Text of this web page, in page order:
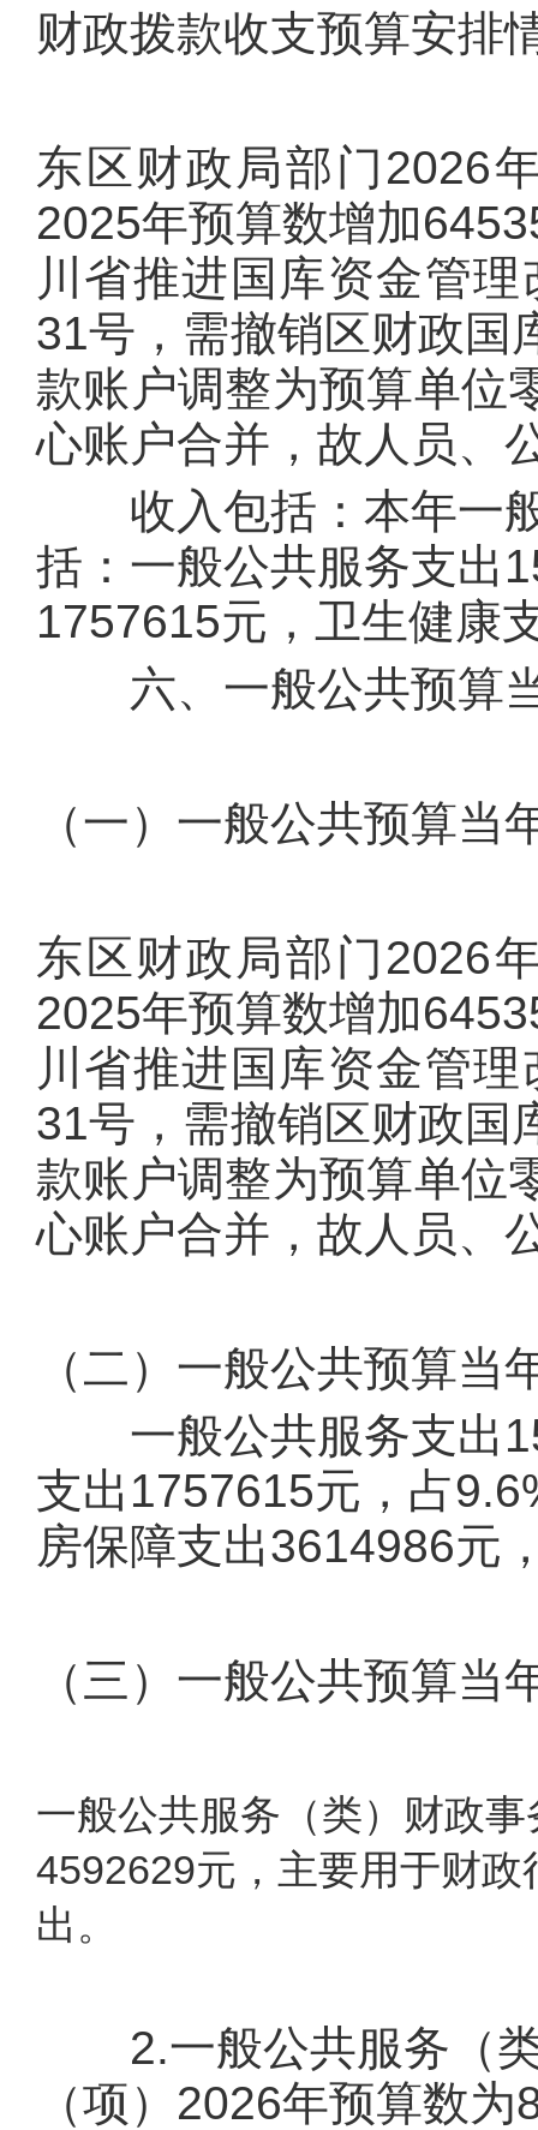
财政拨款收支预算安排
东区财政局部门2026
2025年预算数增加
川省推进国库资金管
31号，需撤销区财政国
款账户调整为预算单位
心账户合并，故人员、
收入包括：本年一般
括：一般公共服务支出
1757615元，卫生健康
六、一般公共预算
（一）一般公共预算当
东区财政局部门2026
2025年预算数增加
川省推进国库资金管
31号，需撤销区财政国
款账户调整为预算单位
心账户合并，故人员、
（二）一般公共预算当
一般公共服务支出
支出1757615元，占
房保障支出3614986元
（三）一般公共预算当
一般公共服务（类）财政
4592629元，主要用于财
出。
2.一般公共服务（类
（项）2026年预算数